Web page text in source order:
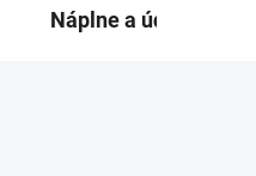
Náplne a údržba